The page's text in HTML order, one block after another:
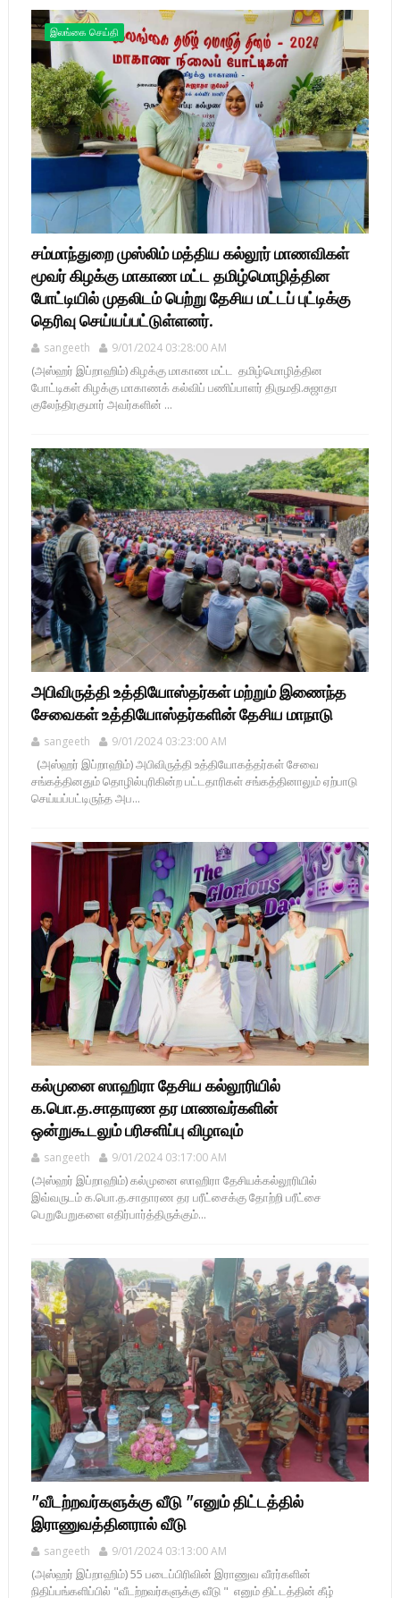
இலங்கை செய்தி
சம்மாந்துறை முஸ்லிம் மத்திய கல்லூர் மாணவிகள்
மூவர் கிழக்கு மாகாண மட்ட தமிழ்மொழித்தின
போட்டியில் முதலிடம் பெற்று தேசிய மட்டப் புட்டிக்கு
தெரிவு செய்யப்பட்டுள்ளனர்.
sangeeth 9/01/2024 03:28:00 AM
(அஸ்ஹர் இப்றாஹிம்) கிழக்கு மாகாண மட்ட தமிழ்மொழித்தின
போட்டிகள் கிழக்கு மாகாணக் கல்விப் பணிப்பாளர் திருமதி.சுஜாதா
குலேந்திரகுமார் அவர்களின் ...
அபிவிருத்தி உத்தியோஸ்தர்கள் மற்றும் இணைந்த
சேவைகள் உத்தியோஸ்தர்களின் தேசிய மாநாடு
sangeeth 9/01/2024 03:23:00 AM
(அஸ்ஹர் இப்றாஹிம்) அபிவிருத்தி உத்தியோகத்தர்கள் சேவை
சங்கத்தினதும் தொழில்புரிகின்ற பட்டதாரிகள் சங்கத்தினாலும் ஏற்பாடு
செய்யப்பட்டிருந்த அப...
கல்முனை ஸாஹிரா தேசிய கல்லூரியில்
க.பொ.த.சாதாரண தர மாணவர்களின்
ஒன்றுகூடலும் பரிசளிப்பு விழாவும்
sangeeth 9/01/2024 03:17:00 AM
(அஸ்ஹர் இப்றாஹிம்) கல்முனை ஸாஹிரா தேசியக்கல்லூரியில்
இவ்வருடம் க.பொ.த.சாதாரண தர பரீட்சைக்கு தோற்றி பரீட்சை
பெறுபேறுகளை எதிர்பார்த்திருக்கும்...
"வீடற்றவர்களுக்கு வீடு "எனும் திட்டத்தில்
இராணுவத்தினரால் வீடு
sangeeth 9/01/2024 03:13:00 AM
(அஸ்ஹர் இப்றாஹிம்) 55 படைப்பிரிவின் இராணுவ வீரர்களின்
நிதிப்பங்களிப்பில் "வீடற்றவர்களுக்கு வீடு " எனும் திட்டத்தின் கீழ்